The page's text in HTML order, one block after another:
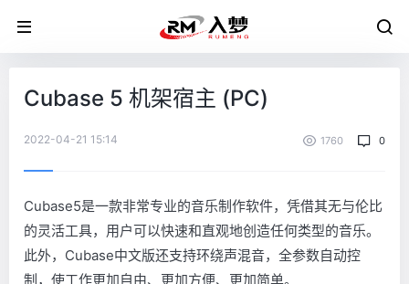
Cubase 5 机架宿主 (PC)
2022-04-21 15:14 1760 0
Cubase5是一款非常专业的音乐制作软件，凭借其无与伦比
的灵活工具，用户可以快速和直观地创造任何类型的音乐。
此外，Cubase中文版还支持环绕声混音，全参数自动控
制，使工作更加自由、更加方便、更加简单。